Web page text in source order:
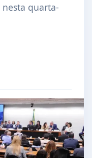
quarta-